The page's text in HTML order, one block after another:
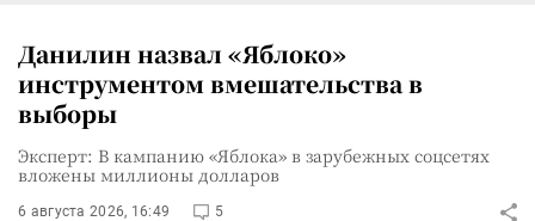
Данилин назвал «Яблоко»
инструментом вмешательства в
выборы
Эксперт: В кампанию «Яблока» в зарубежных соцсетях
вложены миллионы долларов
6 августа 2026, 16:49 5